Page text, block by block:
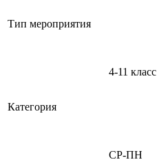
Тип мероприятия
Категория
4-11 класс
СР-ПН